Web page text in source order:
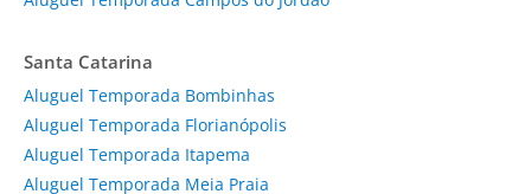
Santa Catarina
Aluguel Temporada Bombinhas
Aluguel Temporada Florianópolis
Aluguel Temporada Itapema
Aluguel Temporada Meia Praia